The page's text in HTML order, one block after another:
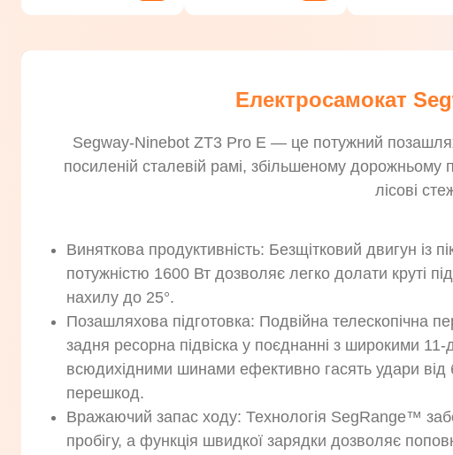
Електросамокат
Segway-Ninebot ZT3 Pro E — це потужний
посиленій сталевій рамі, збільшеному дорожньому
лісові
Виняткова продуктивність: Безщітковий двигун із
потужністю 1600 Вт дозволяє легко долати круті
нахилу до 25°.
Позашляхова підготовка: Подвійна телескопічна
задня ресорна підвіска у поєднанні з широкими
всюдихідними шинами ефективно гасять удари від
перешкод.
Вражаючий запас ходу: Технологія SegRange™
пробігу, а функція швидкої зарядки дозволяє